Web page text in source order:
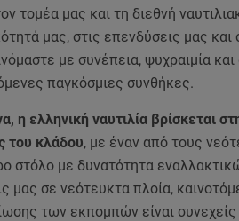
τομέα μας και τη διεθνή
μας, στις επενδύσεις μας και
με συνέπεια, ψυχραιμία
παγκόσμιες συνθήκες.
η ελληνική ναυτιλία βρίσκεται
του κλάδου, με έναν από τους
στόλο με δυνατότητα
μας σε νεότευκτα πλοία,
των εκπομπών είναι συνεχείς